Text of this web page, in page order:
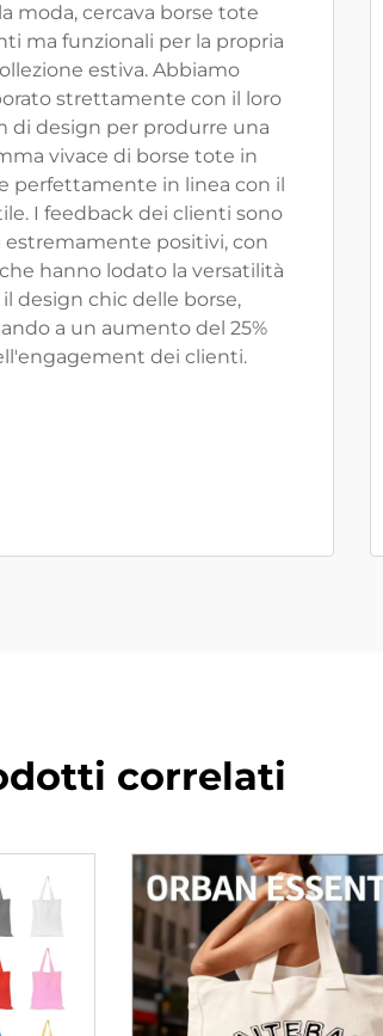
moda, cercava borse tote
ma funzionali per la propria
estiva. Abbiamo
strettamente con il loro
di design per produrre una
vivace di borse tote in
perfettamente in linea con il
I feedback dei clienti sono
estremamente positivi, con
hanno lodato la versatilità
il design chic delle borse,
a un aumento del 25%
dei clienti.
correlati